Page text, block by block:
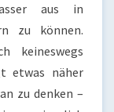
aus in
zu können.
keineswegs
etwas näher
zu denken –